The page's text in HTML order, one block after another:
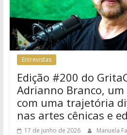
Entrevistas
Edição #200 do
Adrianno Branco,
com uma trajetória
nas artes cênicas e
17 de junho de 2026 Manuela